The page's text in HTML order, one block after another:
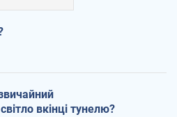
вкінці тунелю?